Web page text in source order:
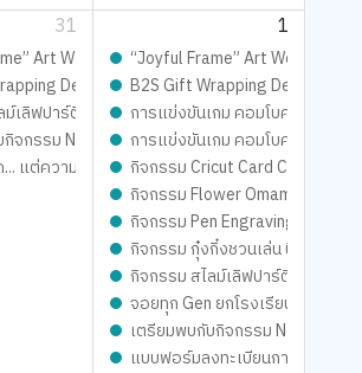
31 1
มสนุก จอยทุกเจน กับ เก่ง-น้ำปิง
ร์ด ชิ้นเดียวในโลก เติมเต็มความสนุก จอยทุกเจน กั
Art Workshop ดีไซน์เฟรมการ์ด ชิ้นเดียวในโลก
“Joyful Frame” Art Workshop
กจอยทุกเจน
Playful: ส่งมอบความสุข สนุกจอยทุกเจน
Design contest 2026 LIVE Playful: ส่งม
B2S Gift Wrapping Design
Elmer’sSLIME LOVE PARTY By Elmer’s
เลิฟปาร์ตี้ ปั้นสนุกสุดมุ้งมิ้ง - Magical SLIME LOVE
การแข่งขันเกม คอมโบคนปราสา
Tour !!
จกรรม New Trainer Journey On Tour !!
การแข่งขันเกม คอมโบคนปราสา
แต่ความสนุกยังชาร์จได้!กิจกรรม Cricut Card Craft – ป
กิจกรรม Flower Omamori Craft
กิจกรรม Pen Engraving – แกะ
กิจกรรม กุ๋งกิ๋งชวนเล่น นิทานสนุก
กิจกรรม สไลม์เลิฟปาร์ตี้ ปั้นสนุกสุ
จอยทุก Gen ยกโรงเรียน
เตรียมพบกับกิจกรรม New
แบบฟอร์มลงทะเบียนการแข่งขัน